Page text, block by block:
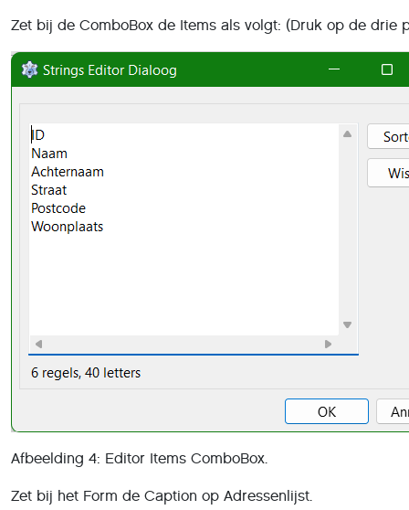
Zet bij de ComboBox de Items als volgt: (Druk op de drie
Afbeelding 4: Editor Items ComboBox.
Zet bij het Form de Caption op Adressenlijst.